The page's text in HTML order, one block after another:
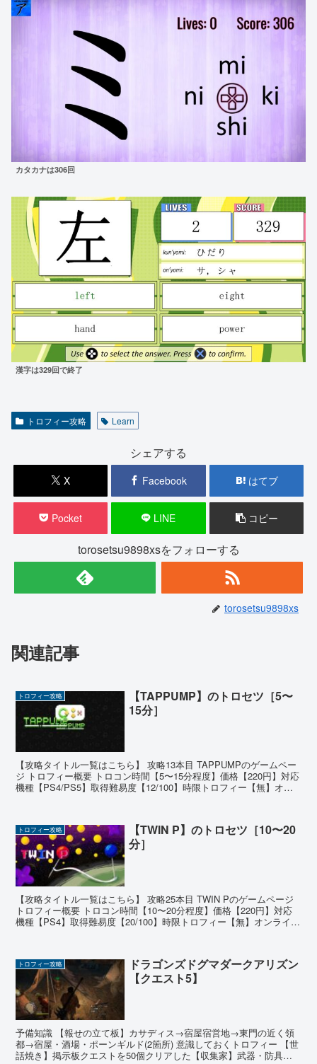
カタカナは306回
漢字は329回で終了
トロフィー攻略 Learn
シェアする
X Facebook はてブ
Pocket LINE コピー
torosetsu9898xsをフォローする
torosetsu9898xs
関連記事
トロフィー攻略
【TAPPUMP】のトロセツ［5〜
15分］
【攻略タイトル一覧はこちら】 攻略13本目 TAPPUMPのゲームペー
ジ トロフィー概要 トロコン時間【5〜15分程度】価格【220円】対応
機種【PS4/PS5】取得難易度【12/100】時限トロフィー【無】オン
トロフィー攻略
【TWIN P】のトロセツ［10〜20
分］
【攻略タイトル一覧はこちら】 攻略25本目 TWIN Pのゲームページ
トロフィー概要 トロコン時間【10〜20分程度】価格【220円】対応
機種【PS4】取得難易度【20/100】時限トロフィー【無】オンライン
トロフィー攻略
ドラゴンズドグマダークアリズン
【クエスト5】
予備知識 【報せの立て板】カサディス→宿屋宿営地→東門の近く領
都→宿屋・酒場・ポーンギルド(2箇所) 意識しておくトロフィー 【世
話焼き】掲示板クエストを50個クリアした【収集家】武器・防具を